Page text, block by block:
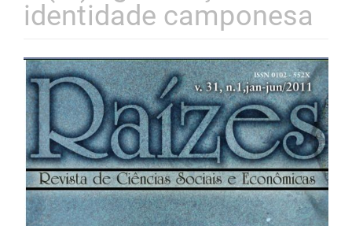
identidade camponesa
Barra
lateral
de
artigos